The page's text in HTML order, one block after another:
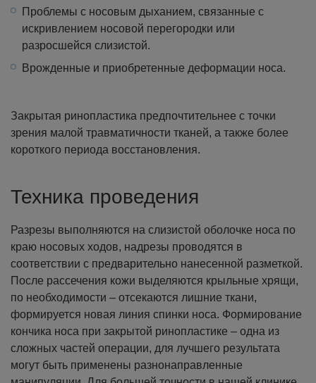
Проблемы с носовым дыханием, связанные с
искривлением носовой перегородки или
разросшейся слизистой.
Врожденные и приобретенные деформации носа.
Закрытая ринопластика предпочтительнее с точки
зрения малой травматичности тканей, а также более
короткого периода восстановления.
Техника проведения
Разрезы выполняются на слизистой оболочке носа по
краю носовых ходов, надрезы проводятся в
соответствии с предварительно нанесенной разметкой.
После рассечения кожи выделяются крыльные хрящи,
по необходимости – отсекаются лишние ткани,
формируется новая линия спинки носа. Формирование
кончика носа при закрытой ринопластике – одна из
сложных частей операции, для лучшего результата
могут быть применены разнонаправленные